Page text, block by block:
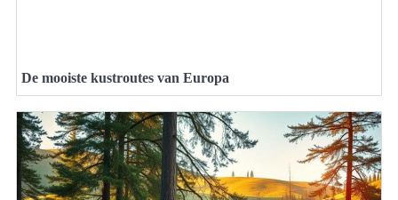
De mooiste kustroutes van Europa